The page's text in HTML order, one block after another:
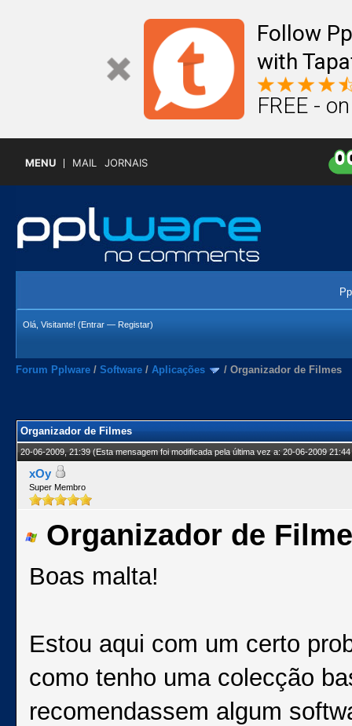
Follow
with
FREE -
MENU MAIL JORNAIS
Olá, Visitante! (Entrar — Registar)
Forum Pplware / Software / Aplicações / Organizador de Filmes
Organizador de Filmes
20-06-2009, 21:39(Esta mensagem foi modificada pela última vez a: 20-06-2009
xOy
Super Membro
Organizador de
Boas malta!
Estou aqui com um certo
como tenho uma colecção
recomendassem algum